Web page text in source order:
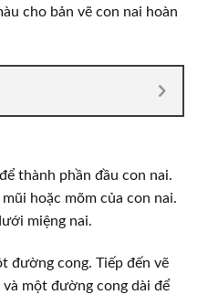
cho bản vẽ con nai hoàn
thành phần đầu con nai.
hoặc mõm của con nai.
miệng nai.
đường cong. Tiếp đến vẽ
một đường cong dài để